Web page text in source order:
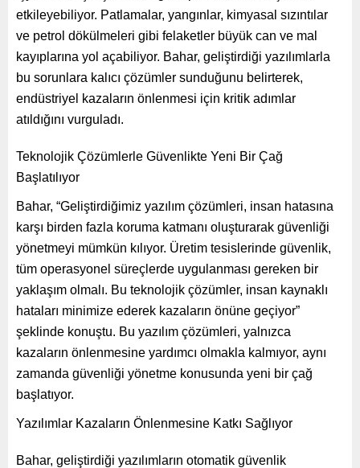
etkileyebiliyor. Patlamalar, yangınlar, kimyasal sızıntılar
ve petrol dökülmeleri gibi felaketler büyük can ve mal
kayıplarına yol açabiliyor. Bahar, geliştirdiği yazılımlarla
bu sorunlara kalıcı çözümler sunduğunu belirterek,
endüstriyel kazaların önlenmesi için kritik adımlar
atıldığını vurguladı.
Teknolojik Çözümlerle Güvenlikte Yeni Bir Çağ
Başlatılıyor
Bahar, “Geliştirdiğimiz yazılım çözümleri, insan hatasına
karşı birden fazla koruma katmanı oluşturarak güvenliği
yönetmeyi mümkün kılıyor. Üretim tesislerinde güvenlik,
tüm operasyonel süreçlerde uygulanması gereken bir
yaklaşım olmalı. Bu teknolojik çözümler, insan kaynaklı
hataları minimize ederek kazaların önüne geçiyor”
şeklinde konuştu. Bu yazılım çözümleri, yalnızca
kazaların önlenmesine yardımcı olmakla kalmıyor, aynı
zamanda güvenliği yönetme konusunda yeni bir çağ
başlatıyor.
Yazılımlar Kazaların Önlenmesine Katkı Sağlıyor
Bahar, geliştirdiği yazılımların otomatik güvenlik